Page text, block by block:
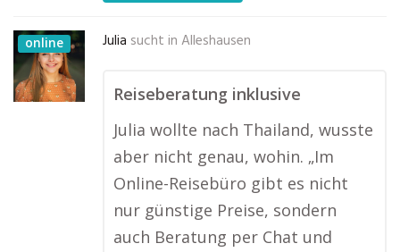
online Julia sucht in Alleshausen
Reiseberatung inklusive
Julia wollte nach Thailand, wusste
aber nicht genau, wohin. „Im
Online-Reisebüro gibt es nicht
nur günstige Preise, sondern
auch Beratung per Chat und